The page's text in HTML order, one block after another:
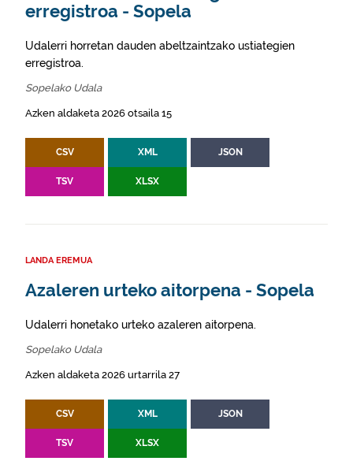
erregistroa - Sopela
Udalerri horretan dauden abeltzaintzako ustiategien
erregistroa.
Sopelako Udala
Azken aldaketa 2026 otsaila 15
CSV XML JSON
TSV XLSX
LANDA EREMUA
Azaleren urteko aitorpena - Sopela
Udalerri honetako urteko azaleren aitorpena.
Sopelako Udala
Azken aldaketa 2026 urtarrila 27
CSV XML JSON
TSV XLSX